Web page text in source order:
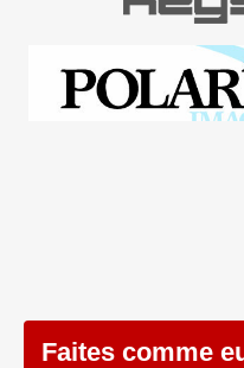
Faites comme